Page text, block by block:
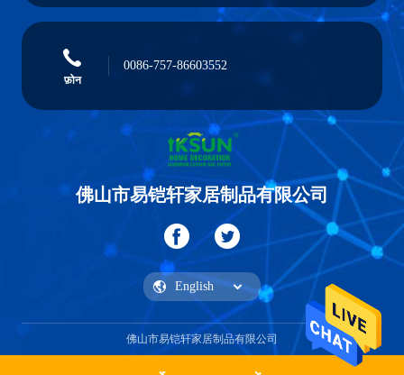
फ़ोन
0086-757-86603552
佛山市易铠轩家居制品有限公司
佛山市易铠轩家居制品有限公司